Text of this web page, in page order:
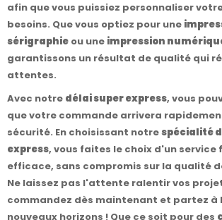
afin que vous puissiez personnaliser
besoins. Que vous optiez pour une
sérigraphie ou une impression
garantissons un résultat de qualité qui
attentes.
Avec notre délai super express, vous
que votre commande arrivera
sécurité. En choisissant notrespécialité
express, vous faites le choix d'un service
efficace, sans compromis sur la qualité
Ne laissez pas l'attente ralentir vos
commandez dès maintenant et partez à
nouveaux horizons ! Que ce soit pour des